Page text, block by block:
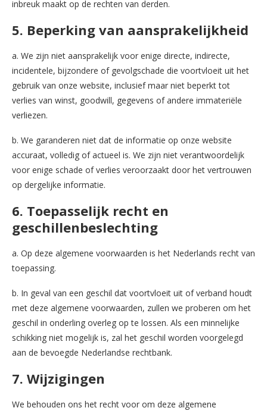
inbreuk maakt op de rechten van derden.
5. Beperking van aansprakelijkheid
a. We zijn niet aansprakelijk voor enige directe, indirecte,
incidentele, bijzondere of gevolgschade die voortvloeit uit het
gebruik van onze website, inclusief maar niet beperkt tot
verlies van winst, goodwill, gegevens of andere immateriële
verliezen.
b. We garanderen niet dat de informatie op onze website
accuraat, volledig of actueel is. We zijn niet verantwoordelijk
voor enige schade of verlies veroorzaakt door het vertrouwen
op dergelijke informatie.
6. Toepasselijk recht en
geschillenbeslechting
a. Op deze algemene voorwaarden is het Nederlands recht van
toepassing.
b. In geval van een geschil dat voortvloeit uit of verband houdt
met deze algemene voorwaarden, zullen we proberen om het
geschil in onderling overleg op te lossen. Als een minnelijke
schikking niet mogelijk is, zal het geschil worden voorgelegd
aan de bevoegde Nederlandse rechtbank.
7. Wijzigingen
We behouden ons het recht voor om deze algemene